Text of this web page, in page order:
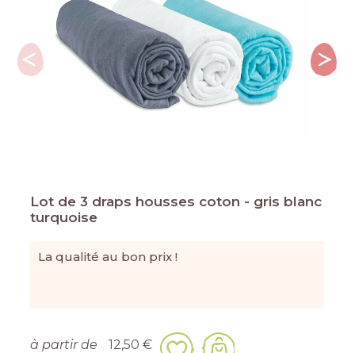
Lot de 3 draps housses coton - gris blanc
turquoise
La qualité au bon prix !
à partir de 12,50 €